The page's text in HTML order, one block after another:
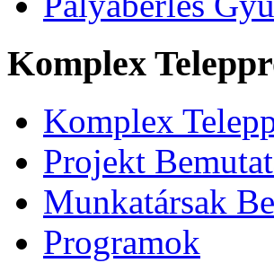
Komplex
Komplex
Projekt
Munkatársak
Programok